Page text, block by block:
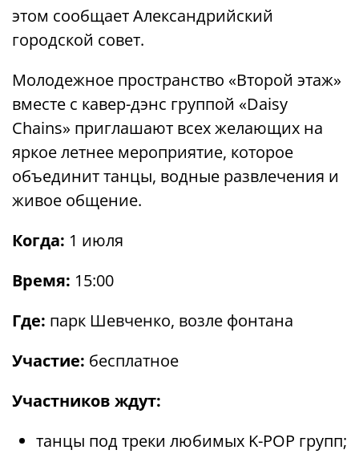
этом сообщает Александрийский
городской совет.
Молодежное пространство «Второй этаж»
вместе с кавер-дэнс группой «Daisy
Chains» приглашают всех желающих на
яркое летнее мероприятие, которое
объединит танцы, водные развлечения и
живое общение.
Когда: 1 июля
Время: 15:00
Где: парк Шевченко, возле фонтана
Участие: бесплатное
Участников ждут:
танцы под треки любимых K-POP групп;